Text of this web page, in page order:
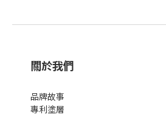
關於我們
品牌故事
專利塗層